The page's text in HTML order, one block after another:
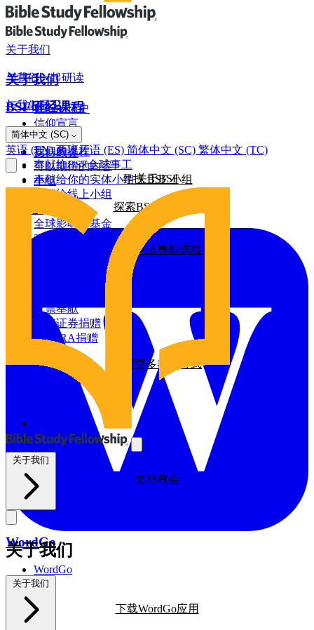
关于我们
关于我们
我们的历史
信仰宣言
董事会
支持教会
关于BSF
2026/25年影响力报告
2025/24年影响力报告
2024/23年影响力报告
2022年影响力报告
探索我们的全球影响力
资源
BSF博客
祷告日历
探索我们的BSF博客
与我们一起研读
BSF研经课程
罗马书
我们的课程
可以期待的内容
小组
探索BSF研经课程
WordGo
WordGo
课程
下载WordGo应用
与我们同工
网上奉献
奉献给BSF全球事工
奉献给你的实体小组
奉献给线上小组
全球影响力基金
更多网上奉献选项
支票奉献
增值证券捐赠
通过IRA捐赠
探索更多奉献方式
义工
支持教会
支持教会
简体中文 (SC)
英语 (EN)西班牙语 (ES) 简体中文 (SC) 繁体中文 (TC)
寻找 BSF 小组
关于我们
关于我们
关于我们